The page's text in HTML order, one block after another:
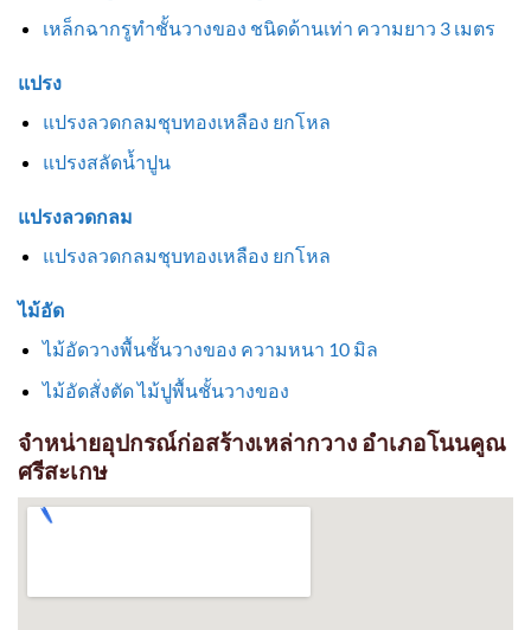
เหล็กฉากรูทำชั้นวางของ ชนิดด้านเท่า ความยาว 3 เมตร
แปรง
แปรงลวดกลมชุบทองเหลือง ยกโหล
แปรงสลัดน้ำปูน
แปรงลวดกลม
แปรงลวดกลมชุบทองเหลือง ยกโหล
ไม้อัด
ไม้อัดวางพื้นชั้นวางของ ความหนา 10 มิล
ไม้อัดสั่งตัด ไม้ปูพื้นชั้นวางของ
จำหน่ายอุปกรณ์ก่อสร้างเหล่ากวาง อำเภอโนนคูณ
ศรีสะเกษ